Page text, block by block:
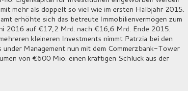
mehr als doppelt so viel wie im ersten Halbjahr 2015.
erhöhte sich das betreute Immobilienvermögen zum
2016 auf €17,2 Mrd. nach €16,6 Mrd. Ende 2015.
kleineren Investments nimmt Patrzia bei den
under Management nun mit dem Commerzbank-Tower
von €600 Mio. einen kräftigen Schluck aus der